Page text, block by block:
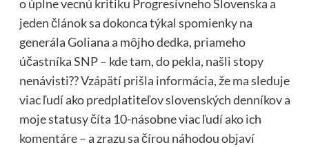
o úplne vecnú kritiku Progresívneho Slovenska a
jeden článok sa dokonca týkal spomienky na
generála Goliana a môjho dedka, priameho
účastníka SNP – kde tam, do pekla, našli stopy
nenávisti?? Vzápätí prišla informácia, že ma sleduje
viac ľudí ako predplatiteľov slovenských denníkov a
moje statusy číta 10-násobne viac ľudí ako ich
komentáre – a zrazu sa čírou náhodou objaví